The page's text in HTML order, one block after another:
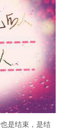
是结束，是结